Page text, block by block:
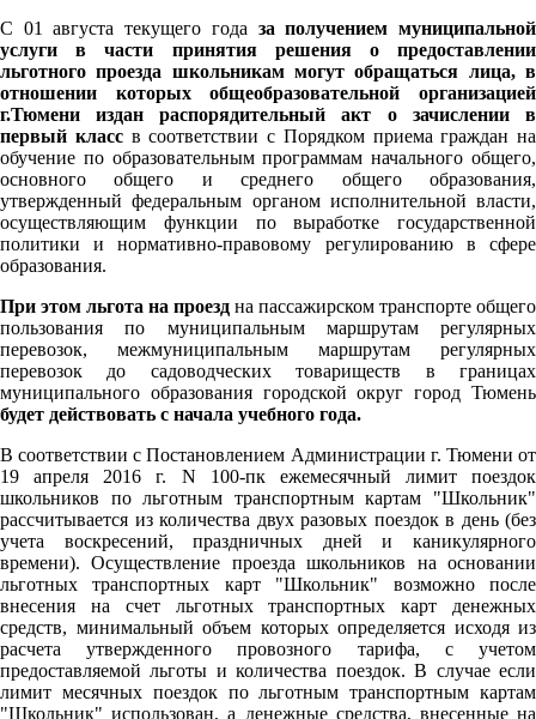
С 01 августа текущего года за получением муниципальной
услуги в части принятия решения о предоставлении
льготного проезда школьникам могут обращаться лица, в
отношении которых общеобразовательной организацией
г.Тюмени издан распорядительный акт о зачислении в
первый классв соответствии с Порядком приема граждан на
обучение по образовательным программам начального общего,
основного общего и среднего общего образования,
утвержденный федеральным органом исполнительной власти,
осуществляющим функции по выработке государственной
политики и нормативно-правовому регулированию в сфере
образования.
При этом льгота на проезд на пассажирском транспорте общего
пользования по муниципальным маршрутам регулярных
перевозок, межмуниципальным маршрутам регулярных
перевозок до садоводческих товариществ в границах
муниципального образования городской округ город Тюмень
будет действовать с начала учебного года.
В соответствии с Постановлением Администрации г. Тюмени от
19 апреля 2016 г. N 100-пк ежемесячный лимит поездок
школьников по льготным транспортным картам "Школьник"
рассчитывается из количества двух разовых поездок в день (без
учета воскресений, праздничных дней и каникулярного
времени). Осуществление проезда школьников на основании
льготных транспортных карт "Школьник" возможно после
внесения на счет льготных транспортных карт денежных
средств, минимальный объем которых определяется исходя из
расчета утвержденного провозного тарифа, с учетом
предоставляемой льготы и количества поездок. В случае если
лимит месячных поездок по льготным транспортным картам
"Школьник" использован, а денежные средства, внесенные на